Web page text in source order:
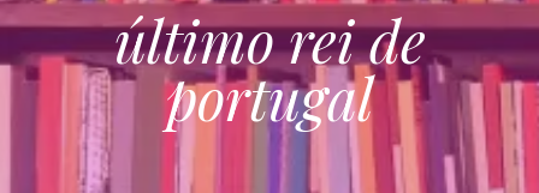
último rei de
portugal